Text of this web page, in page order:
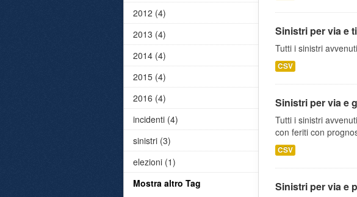
Sinistri per via e
Tutti i sinistri
CSV
Sinistri per via e
Tutti i sinistri
con feriti con
CSV
Sinistri per via e
2012 (4)
2013 (4)
2014 (4)
2015 (4)
2016 (4)
incidenti (4)
sinistri (3)
elezioni (1)
Mostra altro Tag